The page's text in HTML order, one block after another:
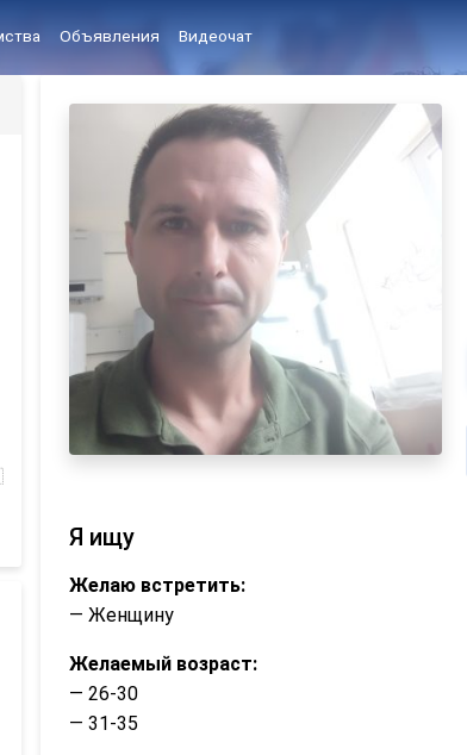
Объявления Видеочат
Я ищу
Желаю встретить:
— Женщину
Желаемый возраст:
— 26-30
— 31-35